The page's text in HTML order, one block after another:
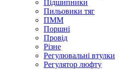
Підшипники
Пильовики тяг
ПММ
Поршні
Провід
Різне
Регулювальні втулки
Регулятор люфту